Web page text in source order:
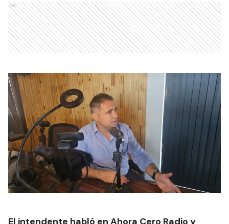
Ads
El intendente habló en Ahora Cero Radio y